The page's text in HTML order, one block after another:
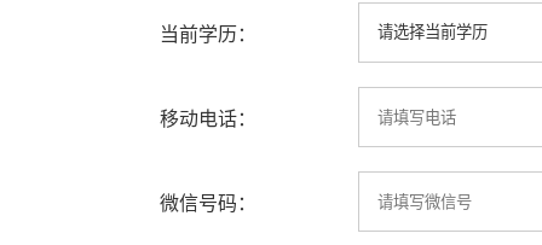
当前学历：
移动电话：
微信号码：